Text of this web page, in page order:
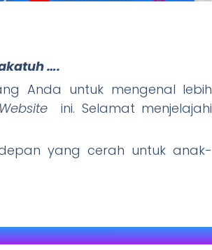
….
Anda untuk mengenal lebih
Website ini. Selamat menjelajahi
yang cerah untuk anak-